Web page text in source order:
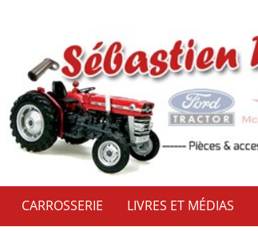
CARROSSERIE LIVRES ET MÉDIAS